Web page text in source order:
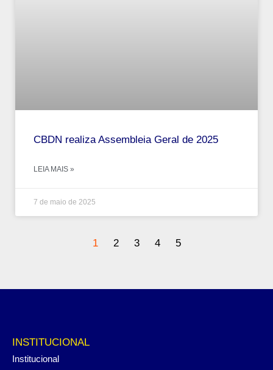
CBDN realiza Assembleia Geral de 2025
LEIA MAIS »
7 de maio de 2025
1 2 3 4 5
INSTITUCIONAL
Institucional